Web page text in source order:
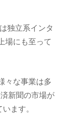
独立系インタ
場にも至って
々な事業は多
新聞の市場が
ます。